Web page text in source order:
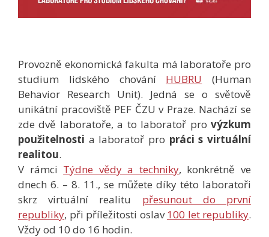
Provozně ekonomická fakulta má laboratoře pro
studium lidského chování HUBRU (Human
Behavior Research Unit). Jedná se o světově
unikátní pracoviště PEF ČZU v Praze. Nachází se
zde dvě laboratoře, a to laboratoř pro výzkum
použitelnosti a laboratoř pro práci s virtuální
realitou.
V rámci Týdne vědy a techniky, konkrétně ve
dnech 6. – 8. 11., se můžete díky této laboratoři
skrz virtuální realitu přesunout do první
republiky, při příležitosti oslav100 let republiky.
Vždy od 10 do 16 hodin.